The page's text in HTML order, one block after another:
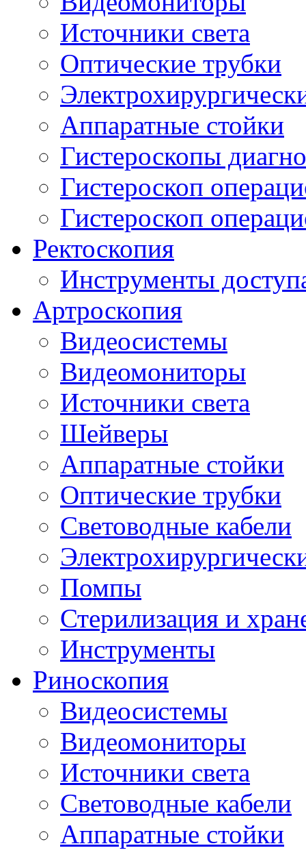
Источники света
Оптические трубки
Аппаратные стойки
Гистероскопы
Гистероскоп
Гистероскоп
Ректоскопия
Инструменты
Артроскопия
Видеосистемы
Видеомониторы
Источники света
Шейверы
Аппаратные стойки
Оптические трубки
Световодные кабели
Помпы
Стерилизация и
Инструменты
Риноскопия
Видеосистемы
Видеомониторы
Источники света
Световодные кабели
Аппаратные стойки